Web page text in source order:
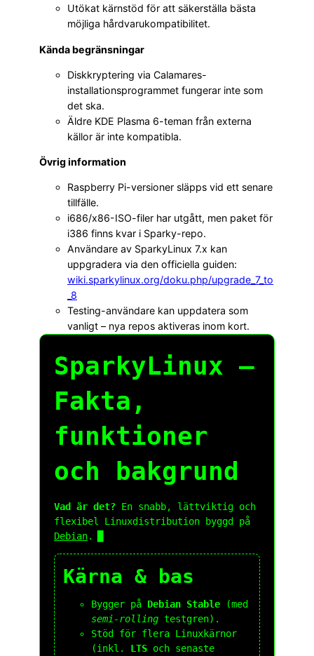
Utökat kärnstöd för att säkerställa bästa
möjliga hårdvarukompatibilitet.
Kända begränsningar
Diskkryptering via Calamares-
installationsprogrammet fungerar inte som
det ska.
Äldre KDE Plasma 6-teman från externa
källor är inte kompatibla.
Övrig information
Raspberry Pi-versioner släpps vid ett senare
tillfälle.
i686/x86-ISO-filer har utgått, men paket för
i386 finns kvar i Sparky-repo.
Användare av SparkyLinux 7.x kan
uppgradera via den officiella guiden:
wiki.sparkylinux.org/doku.php/upgrade_7_to
_8
Testing-användare kan uppdatera som
vanligt – nya repos aktiveras inom kort.
SparkyLinux –
Fakta,
funktioner
och bakgrund
Vad är det? En snabb, lättviktig och
flexibel Linuxdistribution byggd på
Debian.
Kärna & bas
Bygger på Debian Stable (med
semi-rolling testgren).
Stöd för flera Linuxkärnor
(inkl. LTS och senaste